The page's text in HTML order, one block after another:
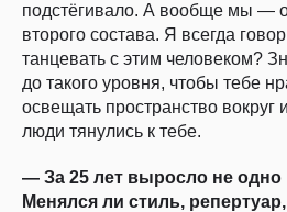
подстёгивало. А вообще мы —
второго состава. Я всегда
танцевать с этим человеком?
до такого уровня, чтобы тебе
освещать пространство вокруг
люди тянулись к тебе.
— За 25 лет выросло не одно
Менялся ли стиль,